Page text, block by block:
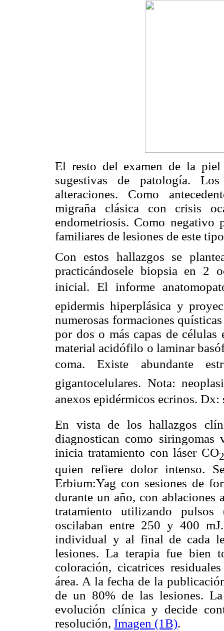
El resto del examen de la
sugestivas de patología.
alteraciones. Como
migraña clásica con crisis
endometriosis. Como negativo
familiares de lesiones de este
Con estos hallazgos se
practicándosele biopsia en 2
inicial. El informe
epidermis hiperplásica y
numerosas formaciones
por dos o más capas de
material acidófilo o laminar
coma. Existe abundante
gigantocelulares. Nota:
anexos epidérmicos ecrinos. Dx:
En vista de los hallazgos
diagnostican como siringomas
inicia tratamiento con láser CO2
quien refiere dolor intenso.
Erbium:Yag con sesiones de
durante un año, con ablaciones
tratamiento utilizando
oscilaban entre 250 y 400
individual y al final de cada
lesiones. La terapia fue bien
coloración, cicatrices
área. A la fecha de la
de un 80% de las lesiones.
evolución clínica y decide
resolución, Imagen (1B).